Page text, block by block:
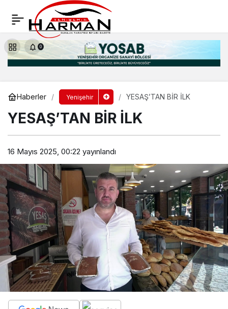
0
Haberler Yenişehir YESAŞ’TAN BİR İLK
YESAŞ’TAN BİR İLK
16 Mayıs 2025, 00:22 yayınlandı
YENİŞEHİR BELEDİYESİNDEN BİR İLK
Yorum Yap Paylaş